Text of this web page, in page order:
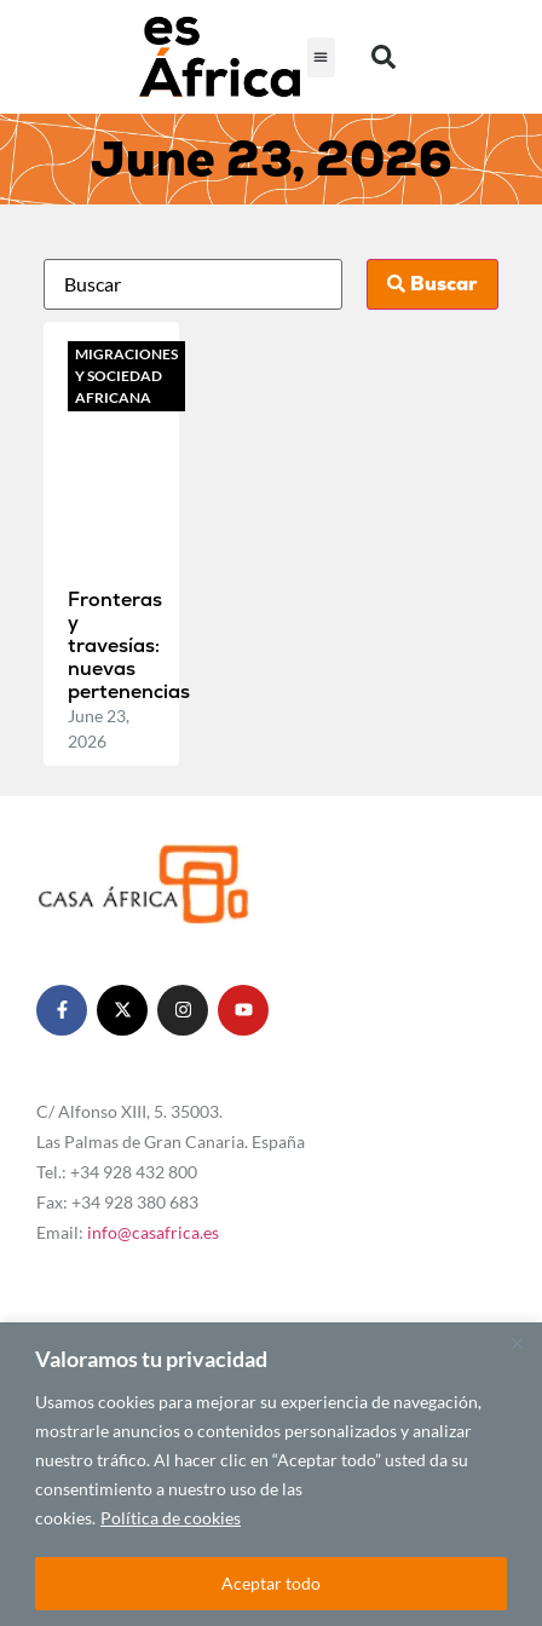
Valoramos tu privacidad
Usamos cookies para mejorar su experiencia de navegación,
mostrarle anuncios o contenidos personalizados y analizar
nuestro tráfico. Al hacer clic en “Aceptar todo” usted da su
consentimiento a nuestro uso de las
cookies. Política de cookies
Aceptar todo
June 23, 2026
Buscar
MIGRACIONES
Y SOCIEDAD
AFRICANA
Fronteras
y
travesías:
nuevas
pertenencias
June 23,
2026
C/ Alfonso XIII, 5. 35003.
Las Palmas de Gran Canaria. España
Tel.: +34 928 432 800
Fax: +34 928 380 683
Email: info@casafrica.es
Blog
About Us
Personalities
English